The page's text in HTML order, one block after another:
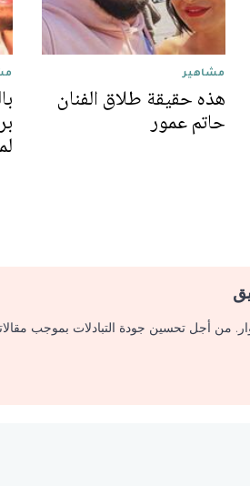
مشاهير
هذه حقيقة طلاق الفنان
حاتم عمور
من أجل تحسين جودة التبادلات بموجب